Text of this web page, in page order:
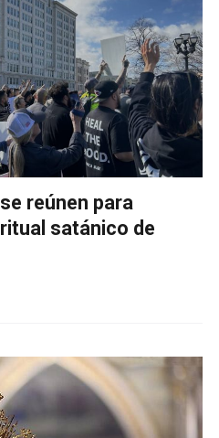
reúnen para
satánico de